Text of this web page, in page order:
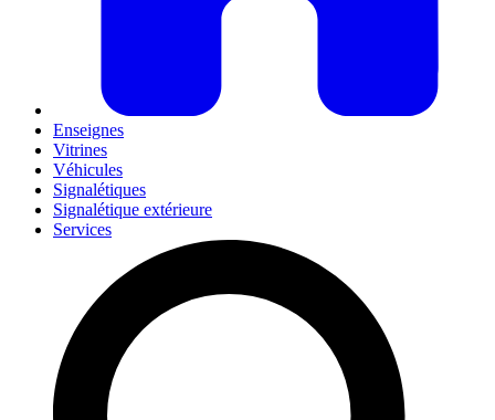
Enseignes
Vitrines
Véhicules
Signalétiques
Signalétique extérieure
Services